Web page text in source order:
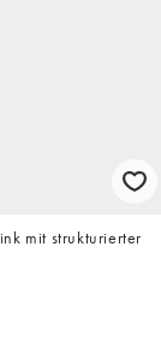
mit strukturierter